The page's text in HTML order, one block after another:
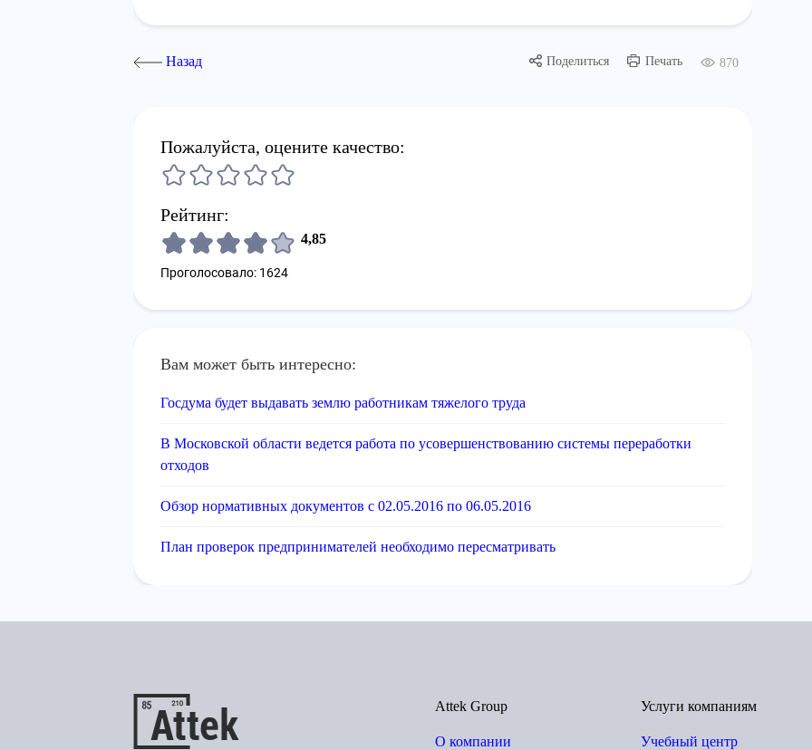
Назад Поделиться Печать 870
Пожалуйста, оцените качество:
Рейтинг:
4,85
Проголосовало: 1624
Вам может быть интересно:
Госдума будет выдавать землю работникам тяжелого труда
В Московской области ведется работа по усовершенствованию системы переработки
отходов
Обзор нормативных документов с 02.05.2016 по 06.05.2016
План проверок предпринимателей необходимо пересматривать
Attek Group
О компании
Услуги компаниям
Учебный центр